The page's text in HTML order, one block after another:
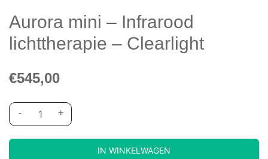
Aurora mini – Infrarood
lichttherapie – Clearlight
€545,00
- +
IN WINKELWAGEN